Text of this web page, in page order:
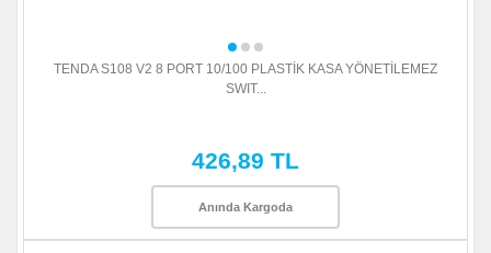
TENDA S108 V2 8 PORT 10/100 PLASTİK KASA YÖNETİLEMEZ
SWIT...
426,89 TL
Anında Kargoda